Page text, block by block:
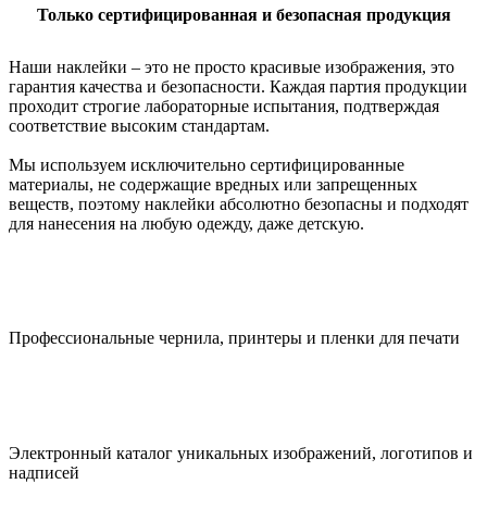
Только сертифицированная и безопасная продукция
Наши наклейки – это не просто красивые изображения, это
гарантия качества и безопасности. Каждая партия продукции
проходит строгие лабораторные испытания, подтверждая
соответствие высоким стандартам.
Мы используем исключительно сертифицированные
материалы, не содержащие вредных или запрещенных
веществ, поэтому наклейки абсолютно безопасны и подходят
для нанесения на любую одежду, даже детскую.
Профессиональные чернила, принтеры и пленки для печати
Электронный каталог уникальных изображений, логотипов и
надписей